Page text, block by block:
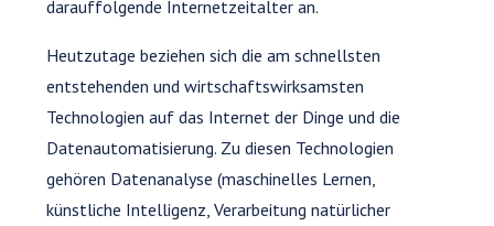
darauffolgende Internetzeitalter an.
Heutzutage beziehen sich die am schnellsten
entstehenden und wirtschaftswirksamsten
Technologien auf das Internet der Dinge und die
Datenautomatisierung. Zu diesen Technologien
gehören Datenanalyse (maschinelles Lernen,
künstliche Intelligenz, Verarbeitung natürlicher